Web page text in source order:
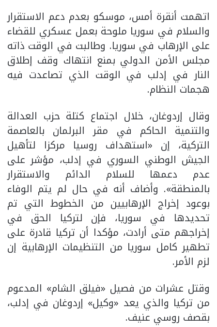
اتهمت أنقرة أمس، موسكو بعدم دعم الاستقرار
والسلام في سوريا ملوحة بعمل عسكري للقضاء
على الإرهاب في سوريا. وطالبت في الوقت ذاته
مجلس الأمن الدولي بمنع انتهاك وقف إطلاق
النار في إدلب في الوقت الذي تصاعدت فيه
هجمات النظام.
وقال إردوغان، خلال اجتماع كتلة حزب العدالة
والتنمية الحاكم في مقر البرلمان بالعاصمة
التركية، إن «استهداف روسيا مركزا لتأهيل
الجيش الوطني السوري في إدلب، مؤشر على
عدم دعمها للسلام الدائم والاستقرار
بالمنطقة». وأضاف أنه في حال لم يتم الوفاء
بوعود إخراج الإرهابيين من الخطوط التي تم
تحديدها في سوريا، فإن لتركيا الحق في
إخراجهم متى أرادت، مؤكدا أن تركيا قادرة على
تطهير كامل سوريا من التنظيمات الإرهابية إن
لزم الأمر.
وقتل عشرات من فصيل «فيلق الشام» المدعوم
من تركيا والذي يعد «وكيل» إردوغان في إدلب،
بقصف روسي عنيف.